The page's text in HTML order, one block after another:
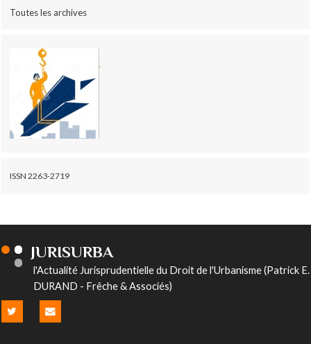
Toutes les archives
ISSN 2263-2719
JURISURBA
l'Actualité Jurisprudentielle du Droit de l'Urbanisme (Patrick E.
DURAND - Frêche & Associés)